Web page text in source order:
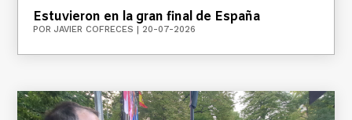
Estuvieron en la gran final de España
PORJAVIER COFRECES | 20-07-2026